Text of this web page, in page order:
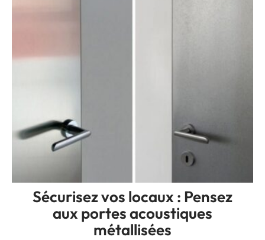
Sécurisez vos locaux : Pensez
aux portes acoustiques
métallisées